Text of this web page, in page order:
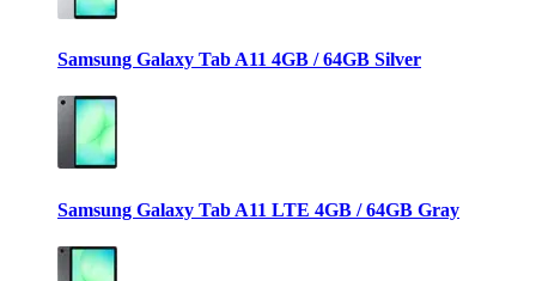
Samsung Galaxy Tab A11 4GB / 64GB Silver
Samsung Galaxy Tab A11 LTE 4GB / 64GB Gray